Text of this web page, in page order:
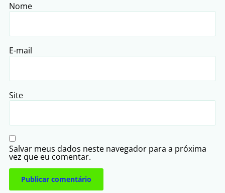
Nome
E-mail
Site
Salvar meus dados neste navegador para a próxima
vez que eu comentar.